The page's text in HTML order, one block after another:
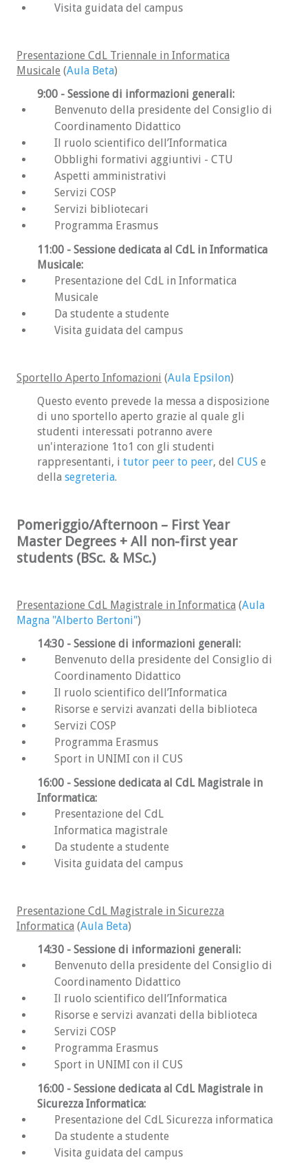
Maggio): viene assegnato circa il 40% dei
metà giugno);
Sessione di Settembre (domanda di
ammissione solitamente da Agosto a matà
Settembre): viene assegnato circa il 60% dei
posti disponibili in ciascun corso di laurea
(svolgimento del TOLC-S solitamente entro
metà settembre).
Per le date esatte delle sessioni potete cercare
il bando di interesse sulla
Esempi
Anna vive lontano da Milano. Decide
dunque di iscriversi al test TOLC-S tramite
il sito del CISIA sostenendo la prova vicino a
casa. Ottiene un buon punteggio. Si iscrive
alla selezione di primavera per il corso di
(il 40% di 250). Anna supera dunque la
Bruno svolge il TOLC-S a marzo a Milano.
Prende un voto non molto alto. Si iscrive
comunque alla selezione di primavera per il
corso di laurea in Informatica e risulta
essere 120esimo in graduatoria. Non viene
e questa volta arriva 122esimo; alla sessione
estiva ci sono 150 posti (il 60% di 250) e
dunque viene ammesso.
selezione di primavera per il corso di laurea
in Informatica e risulta essere 130esima in
graduatoria e dunque non viene ammessa.
Tuttavia Carla non demorde: dopo essersi
preparata meglio svolge nuovamente il
TOLC-S a Settembre. Questa volta va
nettamente meglio. Si iscrive alla selezione
di Settembre e arriva 80esima (in questo
caso ci sono 150 posti a disposizione, il 60%
di 250) dunque Carla è ammessa.
Trasferimenti
Gli studenti che si trasferiscono da altri Corsi
di Laurea (di UNIMI o di altri atenei) sono
pregati di contattare lasegreteria
studenti possono anche consultare il sito della
test e gli OFA.
Se pensi che le informazioni di questa sezione
siano obsolete o incomplete (es: se vuoi
segnalare altre risorse per la preparazione al
scrivici
Visita guidata del campus
Presentazione CdL Triennale in Informatica
Musicale (Aula Beta)
9:00 - Sessione di informazioni generali:
Benvenuto della presidente del Consiglio di
Coordinamento Didattico
Il ruolo scientifico dell’Informatica
Obblighi formativi aggiuntivi - CTU
Aspetti amministrativi
Servizi COSP
Servizi bibliotecari
Programma Erasmus
11:00 - Sessione dedicata al CdL in Informatica
Musicale:
Presentazione del CdL in Informatica
Musicale
Da studente a studente
Visita guidata del campus
Sportello Aperto Infomazioni (Aula Epsilon)
Questo evento prevede la messa a disposizione
di uno sportello aperto grazie al quale gli
studenti interessati potranno avere
un'interazione 1to1 con gli studenti
rappresentanti, i tutor peer to peer, del CUS e
della segreteria.
Pomeriggio/Afternoon – First Year
Master Degrees + All non-first year
students (BSc. & MSc.)
Presentazione CdL Magistrale in Informatica (Aula
Magna "Alberto Bertoni")
14:30 - Sessione di informazioni generali:
Benvenuto della presidente del Consiglio di
Coordinamento Didattico
Il ruolo scientifico dell’Informatica
Risorse e servizi avanzati della biblioteca
Servizi COSP
Programma Erasmus
Sport in UNIMI con il CUS
16:00 - Sessione dedicata al CdL Magistrale in
Informatica:
Presentazione del CdL
Informatica magistrale
Da studente a studente
Visita guidata del campus
Presentazione CdL Magistrale in Sicurezza
Informatica (Aula Beta)
14:30 - Sessione di informazioni generali:
Benvenuto della presidente del Consiglio di
Coordinamento Didattico
Il ruolo scientifico dell’Informatica
Risorse e servizi avanzati della biblioteca
Servizi COSP
Programma Erasmus
Sport in UNIMI con il CUS
16:00 - Sessione dedicata al CdL Magistrale in
Sicurezza Informatica:
Presentazione del CdL Sicurezza informatica
Da studente a studente
Visita guidata del campus